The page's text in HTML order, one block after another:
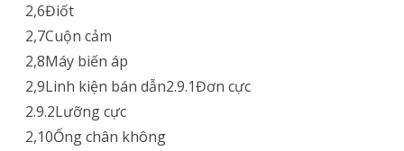
2,6Điốt
2,7Cuộn cảm
2,8Máy biến áp
2,9Linh kiện bán dẫn2.9.1Đơn cực
2.9.2Lưỡng cực
2,10Ống chân không